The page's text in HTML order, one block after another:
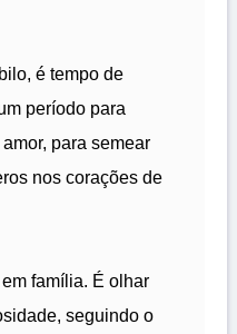
é tempo de
período para
para semear
nos corações de
família. É olhar
seguindo o